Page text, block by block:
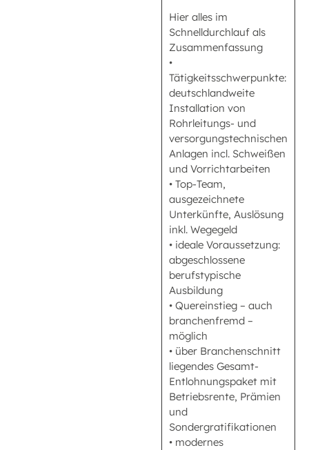
Hier alles im
Schnelldurchlauf als
Zusammenfassung
•
Tätigkeitsschwerpunkte:
deutschlandweite
Installation von
Rohrleitungs- und
versorgungstechnischen
Anlagen incl. Schweißen
und Vorrichtarbeiten
• Top-Team,
ausgezeichnete
Unterkünfte, Auslösung
inkl. Wegegeld
• ideale Voraussetzung:
abgeschlossene
berufstypische
Ausbildung
• Quereinstieg – auch
branchenfremd –
möglich
• über Branchenschnitt
liegendes Gesamt-
Entlohnungspaket mit
Betriebsrente, Prämien
und
Sondergratifikationen
• modernes